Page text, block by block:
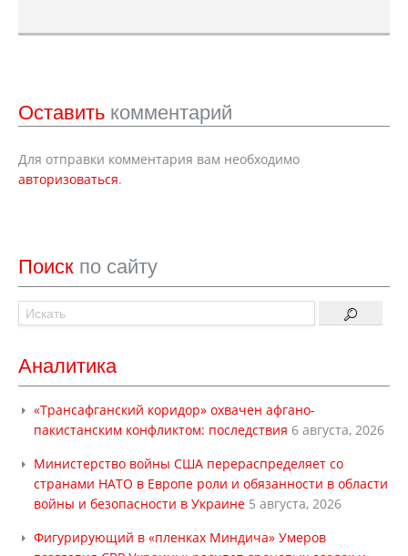
Оставить комментарий
Для отправки комментария вам необходимо
авторизоваться.
Поиск по сайту
Аналитика
«Трансафганский коридор» охвачен афгано-
пакистанским конфликтом: последствия 6 августа, 2026
Министерство войны США перераспределяет со
странами НАТО в Европе роли и обязанности в области
войны и безопасности в Украине 5 августа, 2026
Фигурирующий в «пленках Миндича» Умеров